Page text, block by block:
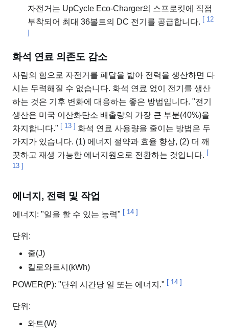
자전거는 UpCycle Eco-Charger의 스프로킷에 직접
부착되어 최대 36볼트의 DC 전기를 공급합니다. [ 12
]
화석 연료 의존도 감소
사람의 힘으로 자전거를 페달을 밟아 전력을 생산하면 다
시는 무력해질 수 없습니다. 화석 연료 없이 전기를 생산
하는 것은 기후 변화에 대응하는 좋은 방법입니다. "전기
생산은 미국 이산화탄소 배출량의 가장 큰 부분(40%)을
차지합니다." [ 13 ] 화석 연료 사용량을 줄이는 방법은 두
가지가 있습니다. (1) 에너지 절약과 효율 향상, (2) 더 깨
끗하고 재생 가능한 에너지원으로 전환하는 것입니다. [
13 ]
에너지, 전력 및 작업
에너지: "일을 할 수 있는 능력" [ 14 ]
단위:
줄(J)
킬로와트시(kWh)
POWER(P): "단위 시간당 일 또는 에너지." [ 14 ]
단위:
와트(W)